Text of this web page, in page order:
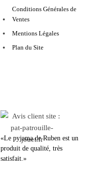
Conditions Générales de
Ventes
Mentions Légales
Plan du Site
«Le pyjama de Ruben est un
produit de qualité, très
satisfait.»